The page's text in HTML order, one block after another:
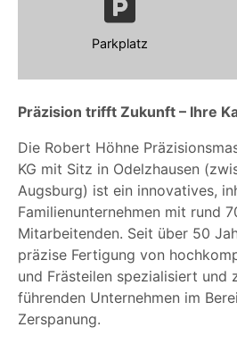
Präzision trifft Zukunft – Ihre
Die Robert Höhne
KG mit Sitz in Odelzhausen
Augsburg) ist ein innovatives,
Familienunternehmen mit rund
Mitarbeitenden. Seit über 50
präzise Fertigung von
und Frästeilen spezialisiert und
führenden Unternehmen im
Zerspanung.
Parkplatz